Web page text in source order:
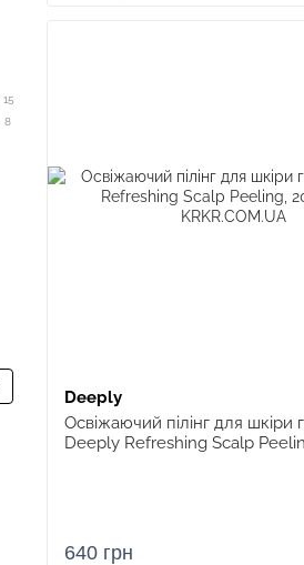
Deeply
Освіжаючий пілінг для шкіри
Deeply Refreshing Scalp
640 грн
15
8